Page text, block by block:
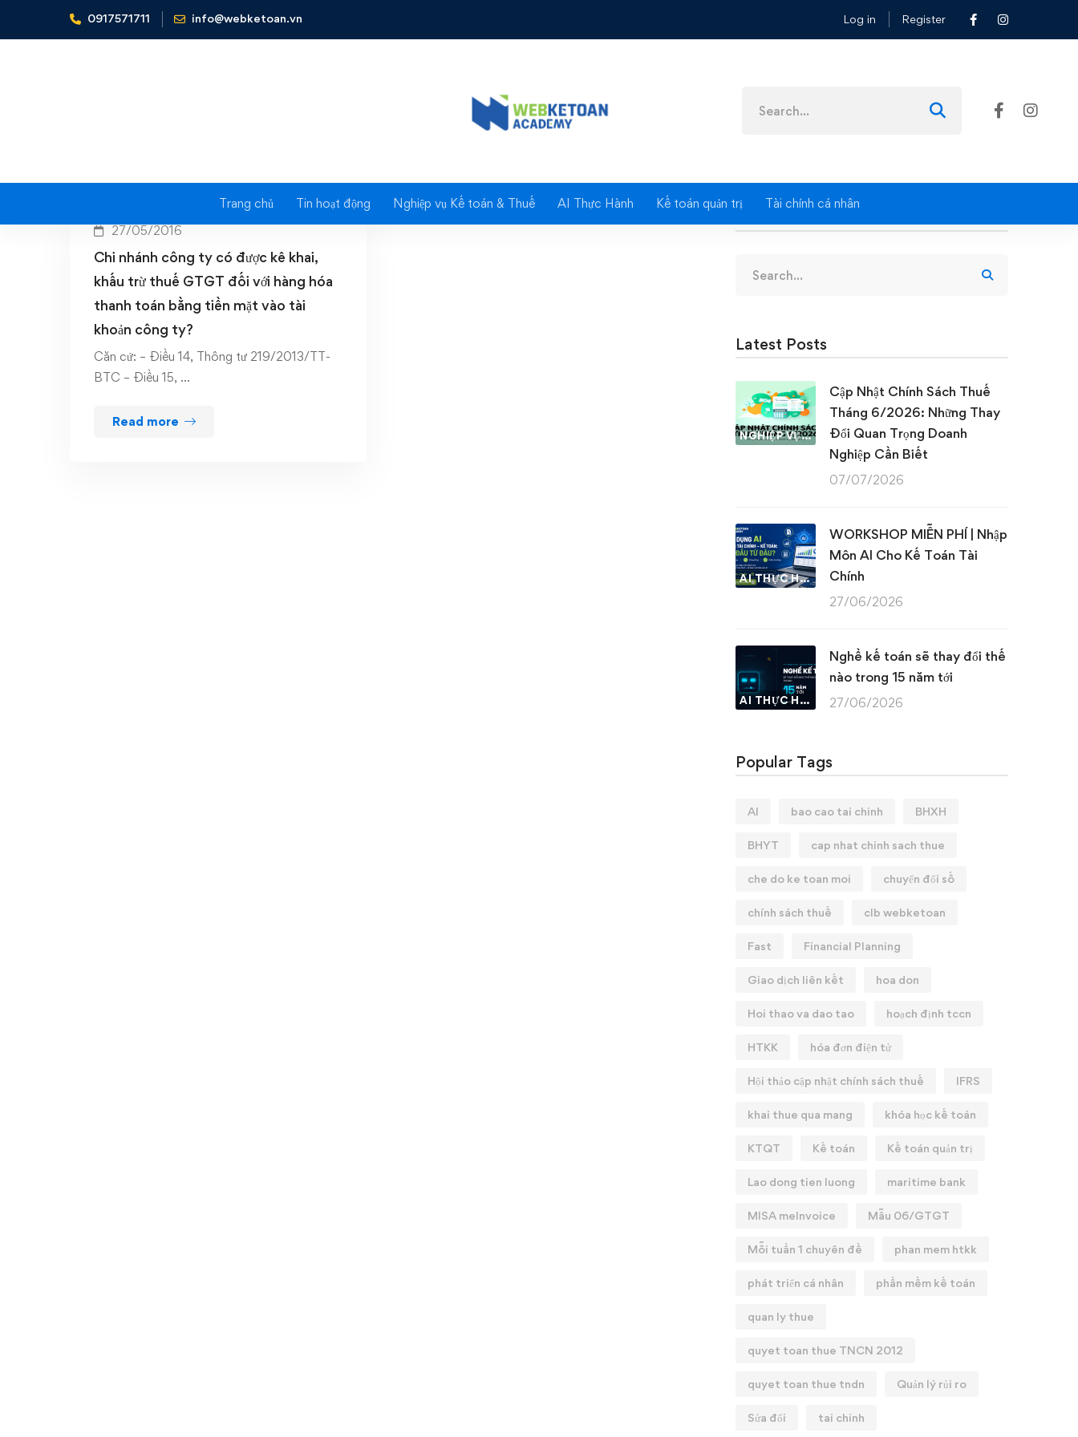
0917571711 info@webketoan.vn Log in Register
for:
Trang chủ Tin hoạt động Nghiệp vụ Kế toán & Thuế AI Thực Hành Kế toán quản trị Tài chính cá nhân
Home Đơn vị trực thuộc
27/05/2016
Chi nhánh công ty có được kê khai,
khấu trừ thuế GTGT đối với hàng hóa
thanh toán bằng tiền mặt vào tài
khoản công ty?
Căn cứ: – Điều 14, Thông tư 219/2013/TT-
BTC – Điều 15, …
Read more
for:
Latest Posts
NGHIỆP VỤ KẾ TOÁN & THUẾ
Cập Nhật Chính Sách Thuế
Tháng 6/2026: Những Thay
Đổi Quan Trọng Doanh
Nghiệp Cần Biết
07/07/2026
AI THỰC HÀNH
WORKSHOP MIỄN PHÍ | Nhập
Môn AI Cho Kế Toán Tài
Chính
27/06/2026
AI THỰC HÀNH
Nghề kế toán sẽ thay đổi thế
nào trong 15 năm tới
27/06/2026
Popular Tags
AI bao cao tai chinh BHXH
BHYT cap nhat chinh sach thue
che do ke toan moi chuyển đổi số
chính sách thuế clb webketoan
Fast Financial Planning
Giao dịch liên kết hoa don
Hoi thao va dao tao hoạch định tccn
HTKK hóa đơn điện tử
Hội thảo cập nhật chính sách thuế IFRS
khai thue qua mang khóa học kế toán
KTQT Kế toán Kế toán quản trị
Lao dong tien luong maritime bank
MISA meInvoice Mẫu 06/GTGT
Mỗi tuần 1 chuyên đề phan mem htkk
phát triển cá nhân phần mềm kế toán
quan ly thue
quyet toan thue TNCN 2012
quyet toan thue tndn Quản lý rủi ro
Sửa đổi tai chinh